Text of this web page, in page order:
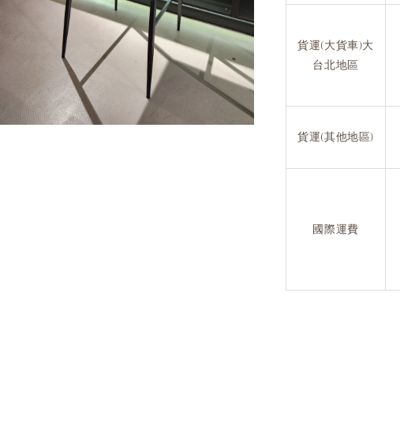
貨運(大貨車)大
台北地區
貨運(其他地區)
國際運費